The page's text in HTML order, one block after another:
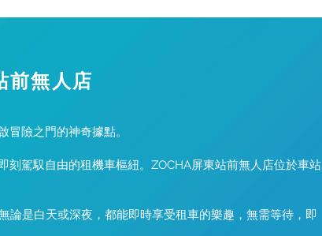
前無人店
險之門的神奇據點。
駕馭自由的租機車樞紐。ZOCHA屏東站前無人店位於車站
論是白天或深夜，都能即時享受租車的樂趣，無需等待，即